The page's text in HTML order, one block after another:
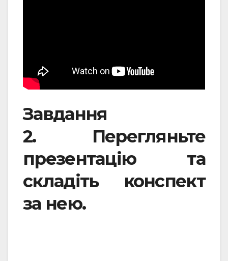
Завдання
2. Перегляньте
презентацію та
складіть конспект
за нею.